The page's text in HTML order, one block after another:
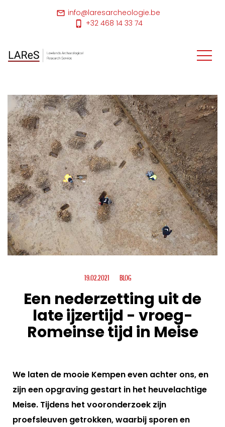
info@laresarcheologie.be
+32 468 14 33 74
19.02.2021 BLOG
Een nederzetting uit de
late ijzertijd - vroeg-
Romeinse tijd in Meise
We laten de mooie Kempen even achter ons, en
zijn een opgraving gestart in het heuvelachtige
Meise. Tijdens het vooronderzoek zijn
proefsleuven getrokken, waarbij sporen en